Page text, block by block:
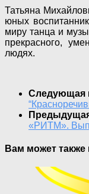
Татьяна
юных
миру танца и
прекрасного,
людях.
Следующая
«РИТМ».
Вам может также